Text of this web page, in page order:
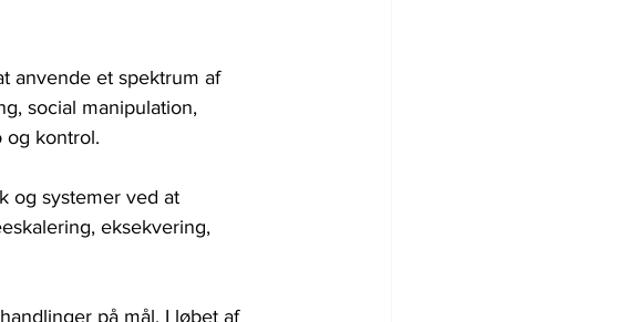
anvende et spektrum af
social manipulation,
og kontrol.
og systemer ved at
eksekvering,
på mål. I løbet af